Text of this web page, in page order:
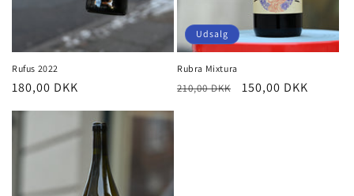
Rufus 2022
Normalpris
180,00 DKK
Udsalg
Rubra Mixtura
Normalpris
210,00 DKK Udsalgspris
150,00 DKK